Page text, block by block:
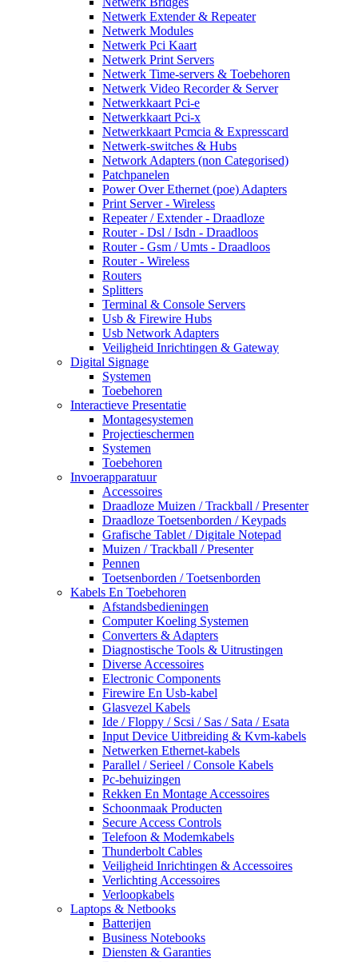
Netwerk Extender & Repeater
Netwerk Modules
Netwerk Pci Kaart
Netwerk Print Servers
Netwerk Time-servers & Toebehoren
Netwerk Video Recorder & Server
Netwerkkaart Pci-e
Netwerkkaart Pci-x
Netwerkkaart Pcmcia & Expresscard
Netwerk-switches & Hubs
Network Adapters (non Categorised)
Patchpanelen
Power Over Ethernet (poe) Adapters
Print Server - Wireless
Repeater / Extender - Draadloze
Router - Dsl / Isdn - Draadloos
Router - Gsm / Umts - Draadloos
Router - Wireless
Routers
Splitters
Terminal & Console Servers
Usb & Firewire Hubs
Usb Network Adapters
Veiligheid Inrichtingen & Gateway
Digital Signage
Systemen
Toebehoren
Interactieve Presentatie
Montagesystemen
Projectieschermen
Systemen
Toebehoren
Invoerapparatuur
Accessoires
Draadloze Muizen / Trackball / Presenter
Draadloze Toetsenborden / Keypads
Grafische Tablet / Digitale Notepad
Muizen / Trackball / Presenter
Pennen
Toetsenborden / Toetsenborden
Kabels En Toebehoren
Afstandsbedieningen
Computer Koeling Systemen
Converters & Adapters
Diagnostische Tools & Uitrustingen
Diverse Accessoires
Electronic Components
Firewire En Usb-kabel
Glasvezel Kabels
Ide / Floppy / Scsi / Sas / Sata / Esata
Input Device Uitbreiding & Kvm-kabels
Netwerken Ethernet-kabels
Parallel / Serieel / Console Kabels
Pc-behuizingen
Rekken En Montage Accessoires
Schoonmaak Producten
Secure Access Controls
Telefoon & Modemkabels
Thunderbolt Cables
Veiligheid Inrichtingen & Accessoires
Verlichting Accessoires
Verloopkabels
Laptops & Netbooks
Batterijen
Business Notebooks
Diensten & Garanties